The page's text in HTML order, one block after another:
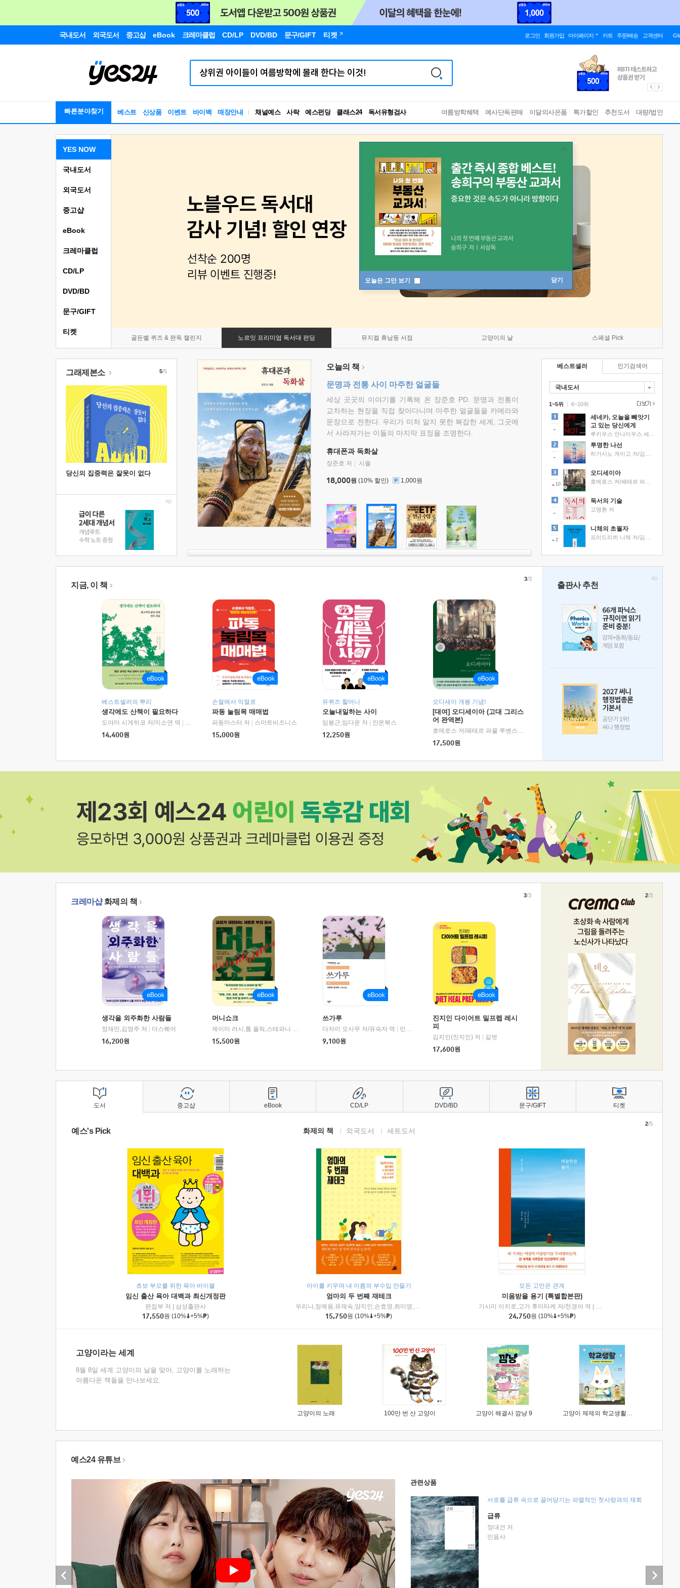
국내도서 외국도서 중고샵 eBook 크레마클럽 CD/LP DVD/BD 문구/GIFT 티켓 로그인 회원가입 마이페이지 카트 주문/배송 고객센터
빠른분야찾기 베스트 신상품 이벤트 바이백 매장안내 채널예스 사락 예스펀딩 클래스24
RBTI Lab
독서유형검사
여름방학혜택 예사단독판매 이달의사은품 특가할인 추천도서 대량/법인
오늘은 그만 보기 닫기
YES NOW
골든벨 퀴즈 & 완독 챌린지 노르잇 프리미엄 독서대 펀딩 뮤지컬 휴남동 서점 고양이의 날 스페셜 Pick
국내도서
외국도서
중고샵
eBook
크레마클럽
CD/LP
DVD/BD
문구/GIFT
티켓
그래제본소
당신의 집중력은 잘못이 없다
5/5 오늘의 책
문명과 전통 사이 마주한 얼굴들
세상 곳곳의 이야기를 기록해 온 장준호 PD. 문명과 전통이
교차하는 현장을 직접 찾아다니며 마주한 얼굴들을 카메라와
문장으로 전한다. 우리가 미처 알지 못한 복잡한 세계, 그곳에
서 사라져가는 이들의 마지막 표정을 조명한다.
휴대폰과 독화살
장준호 저 시월
18,000원 (10% 할인) 1,000원
베스트셀러
국내도서
1~5위 |
세네카, 오늘을 빼앗기
고 있는 당신에게
투명한 나선
10
오디세이아
독서의 기술
고명환 저
2
니체의 초월자
6~10위
인기검색어
지금, 이 책
베스트셀러의 뿌리
생각에도 산책이 필요하다
도야마 시게히코 저/지소연 역
알에이치코리아(RHK)
14,400원
손절에서 익절로
파동 눌림목 매매법
파동마스터 저
스마트비즈니스
15,000원
유퀴즈 할머니
오늘내일하는 사이
임봉근,임다운 저
안온북스
12,250원
오디세이 개봉 기념!
[대여] 오디세이아 (고대 그리스
어 완역본)
호메로스 저/페테르 파울 루벤스 그림/박문재 역
현대지성
17,500원
3/3
출판사 추천
크레마샵화제의 책
생각을 외주화한 사람들
정재민,김영주 저
더스퀘어
16,200원
머니쇼크
제이미 러시,톰 올릭,스테파니 플랜더스 편저/임경은 역/박정호 감수 |
교보문고
15,500원
쓰가루
다자이 오사무 저/유숙자 역
민음사
9,100원
진지인 다이어트 밀프렙 레시
피
김지인(진지인) 저
길벗
17,600원
3/3 2/3
도서
예스's Pick 화제의 책 외국도서 세트도서
초보 부모를 위한 육아 바이블
임신 출산 육아 대백과 최신개정판
편집부 저
삼성출판사
17,550원 (10% +5% )
아이를 키우며 내 이름의 부수입 만들기
엄마의 두 번째 재테크
우리나,정예용,유재숙,양지인,손효영,최미영,조민주,이진현,차미숙,서미숙 저 | 제이브리즈북스
15,750원 (10% +5% )
모든 고민은 관계
미움받을 용기 (특별합본판)
기시미 이치로,고가 후미타케 저/전경아 역
인플루엔셜
24,750원 (10% +5% )
2/5
고양이라는 세계
8월 8일 세계 고양이의 날을 맞아, 고양이를 노래하는
아름다운 책들을 만나보세요.
고양이의 노래 100만 번 산 고양이 고양이 해결사 깜냥 9 고양이 제제의 학교생활 1 : 초등학생이 이렇게 힘들 줄이야
중고샵 eBook CD/LP DVD/BD 문구/GIFT 티켓
예스24 유튜브
관련상품
서로를 급류 속으로 끌어당기는 파멸적인 첫사랑과의 재회
급류
정대건 저
민음사